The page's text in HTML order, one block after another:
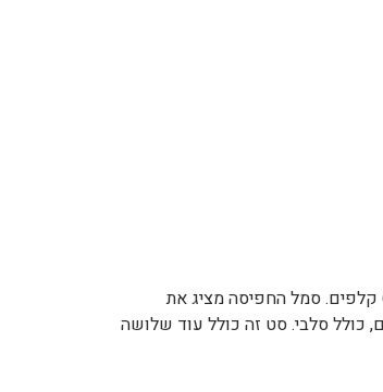
"התגלות חדשה" (Neo Revelation) הוא שם חפיסת הקלפים העשירית של פוקימון (TCG). סט זה יצא לאור בתאריך 21.9.2001, והוא מכיל 66 קלפים. סמל החפיסה מציג את
נכון לסט זה, יש ייצוג אחד לפחות של כל 251 הפוקימונים הראשונים, כולל סלבי. סט זה כולל עוד שלושה